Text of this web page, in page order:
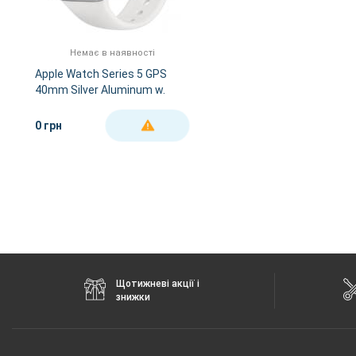
Немає в наявності
Apple Watch Series 5 GPS
40mm Silver Aluminum w.
(MWV62)
0 грн ДЕТАЛЬНІШЕ
Щотижневі акції і
знижки